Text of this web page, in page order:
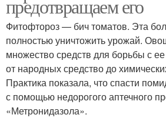
предотвращаем его
Фитофтороз — бич томатов. Эта
полностью уничтожить урожай.
множество средств для борьбы с
от народных средство до
Практика показала, что спасти
с помощью недорогого аптечного
«Метронидазола».